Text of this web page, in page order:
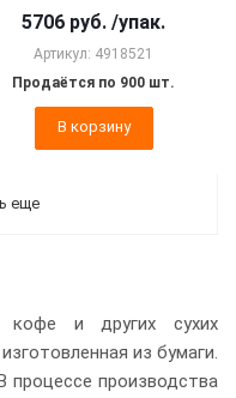
5706 руб. /упак.
Артикул: 4918521
Продаётся по 900 шт.
В корзину
еще
кофе и других сухих
из бумаги.
производства